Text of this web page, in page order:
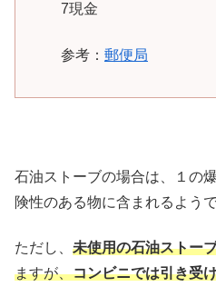
7現金
参考： 郵便局
石油ストーブの場合は、１の
険性のある物に含まれるようで
ただし、 未使用の石油ストー
ますが、コンビニでは引き受